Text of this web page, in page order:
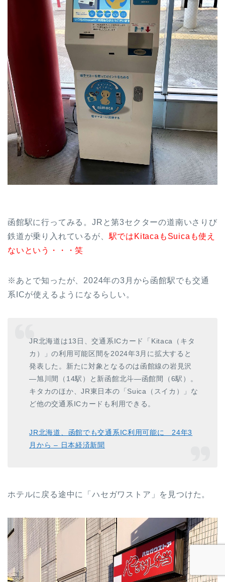
函館駅に行ってみる。JRと第3セクターの道南いさりび
鉄道が乗り入れているが、 駅ではKitacaもSuicaも使え
ないという・・・笑
※あとで知ったが、2024年の3月から函館駅でも交通
系ICが使えるようになるらしい。
JR北海道は13日、交通系ICカード「Kitaca（キタ
カ）」の利用可能区間を2024年3月に拡大すると
発表した。新たに対象となるのは函館線の岩見沢
―旭川間（14駅）と新函館北斗―函館間（6駅）。
キタカのほか、JR東日本の「Suica（スイカ）」な
ど他の交通系ICカードも利用できる。
JR北海道、函館でも交通系IC利用可能に 24年3
月から – 日本経済新聞
ホテルに戻る途中に「ハセガワストア」を見つけた。